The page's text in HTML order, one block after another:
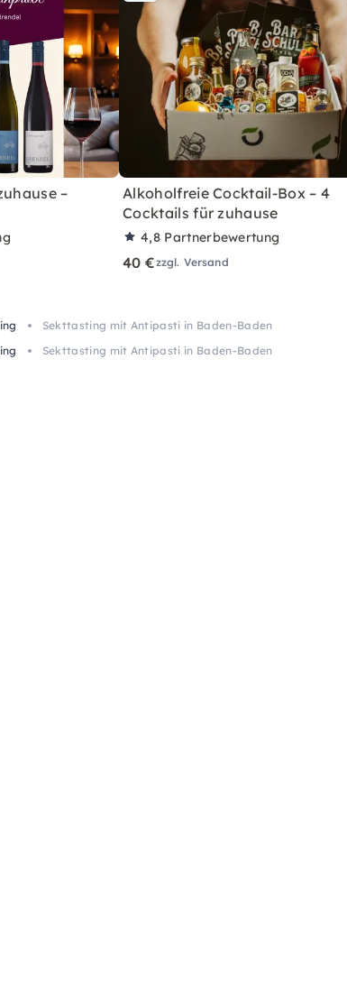
–
Alkoholfreie Cocktail-Box – 4
Cocktails für zuhause
4,8 Partnerbewertung
40 €zzgl. Versand
Sekttasting mit Antipasti in Baden-Baden
Sekttasting mit Antipasti in Baden-Baden